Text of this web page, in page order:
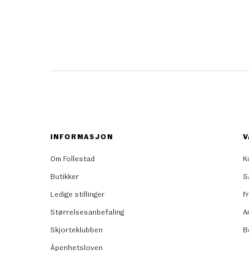
INFORMASJON
Om Follestad
Butikker
Ledige stillinger
Størrelsesanbefaling
Skjorteklubben
Åpenhetsloven